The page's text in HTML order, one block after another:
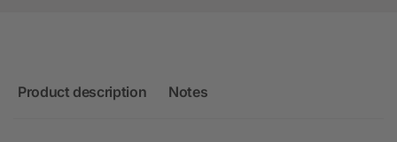
Product description Notes